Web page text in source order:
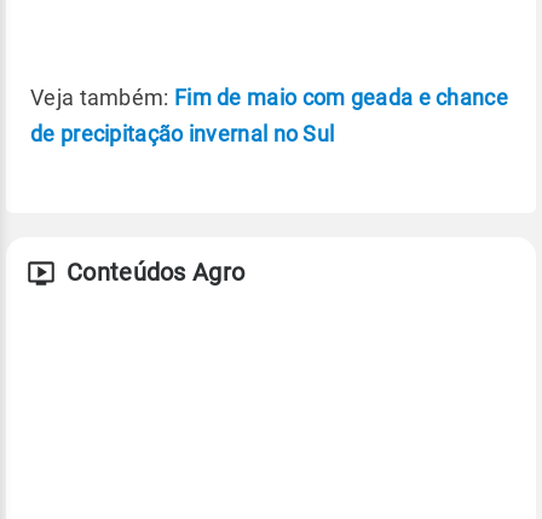
Veja também: Fim de maio com geada e chance
de precipitação invernal no Sul
Conteúdos Agro